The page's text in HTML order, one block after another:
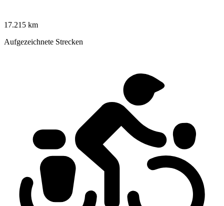
17.215 km
Aufgezeichnete Strecken